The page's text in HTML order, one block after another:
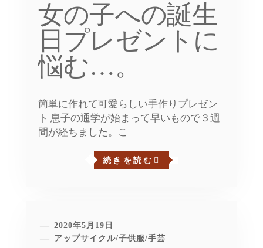
女の子への誕生
日プレゼントに
悩む…。
簡単に作れて可愛らしい手作りプレゼン
ト 息子の通学が始まって早いもので３週
間が経ちました。こ
続きを読む
2020年5月19日
アップサイクル/子供服/手芸